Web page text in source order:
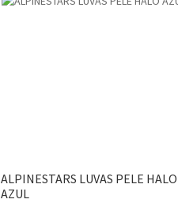
ALPINESTARS LUVAS PELE HALO
AZUL